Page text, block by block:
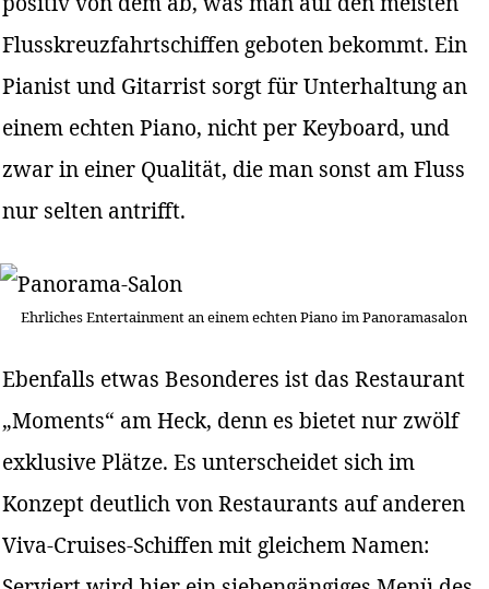
Flusskreuzfahrtschiffen geboten bekommt. Ein
Pianist und Gitarrist sorgt für Unterhaltung an
einem echten Piano, nicht per Keyboard, und
zwar in einer Qualität, die man sonst am Fluss
nur selten antrifft.
Ehrliches Entertainment an einem echten Piano im Panoramasalon
Ebenfalls etwas Besonderes ist das Restaurant
„Moments“ am Heck, denn es bietet nur zwölf
exklusive Plätze. Es unterscheidet sich im
Konzept deutlich von Restaurants auf anderen
Viva-Cruises-Schiffen mit gleichem Namen: